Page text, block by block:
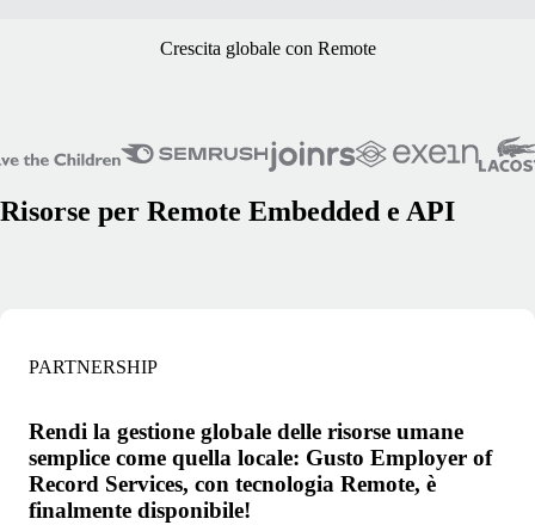
Crescita globale con Remote
Risorse per Remote Embedded e API
PARTNERSHIP
Rendi la gestione globale delle risorse umane
semplice come quella locale: Gusto Employer of
Record Services, con tecnologia Remote, è
finalmente disponibile!